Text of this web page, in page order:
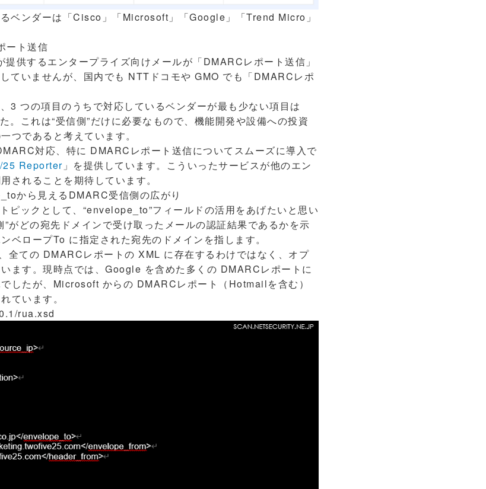
ベンダーは「Cisco」「Microsoft」「Google」「Trend Micro」
ート送信
供するエンタープライズ向けメールが「DMARCレポート送信」
ていませんが、国内でも NTTドコモや GMO でも「DMARCレポ
3 つの項目のうちで対応しているベンダーが最も少ない項目は
。これは“受信側”だけに必要なもので、機能開発や設備への投資
つであると考えています。
対応、特に DMARCレポート送信についてスムーズに導入で
25 Reporter 」を提供しています。こういったサービスが他のエン
されることを期待しています。
から見えるDMARC受信側の広がり
ピックとして、“envelope_to”フィールドの活用をあげたいと思い
”がどの宛先ドメインで受け取ったメールの認証結果であるかを示
ベロープTo に指定された宛先のドメインを指します。
全ての DMARCレポートの XML に存在するわけではなく、オプ
ます。現時点では、Google を含めた多くの DMARCレポートに
したが、Microsoft からの DMARCレポート（Hotmailを含む）
ています。
rua.xsd